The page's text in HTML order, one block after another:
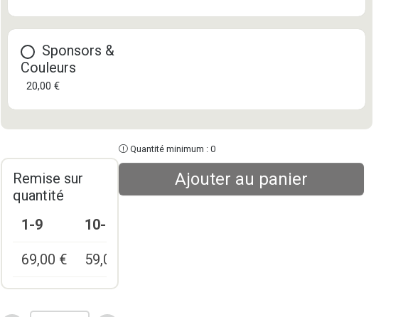
Sponsors &
Couleurs
20,00 €
Remise sur
quantité
1-9
10-24
69,00 € 59,00
Quantité minimum : 0
Ajouter au panier